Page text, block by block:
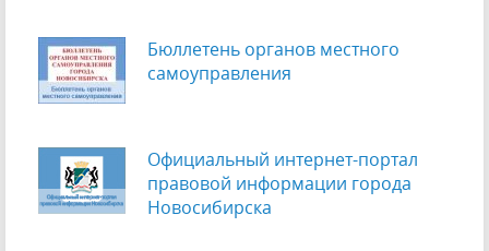
Бюллетень органов местного
самоуправления
Официальный интернет-портал
правовой информации города
Новосибирска